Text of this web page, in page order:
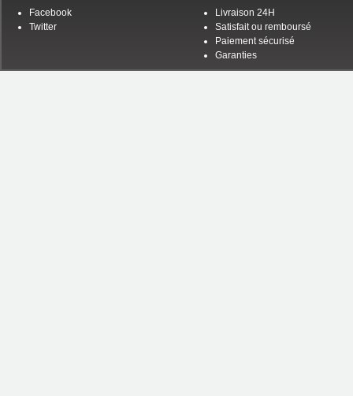
Facebook
Twitter
Livraison 24H
Satisfait ou remboursé
Paiement sécurisé
Garanties